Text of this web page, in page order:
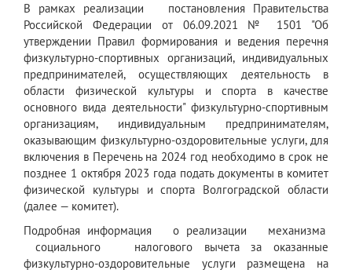
В рамках реализации постановления Правительства
Российской Федерации от 06.09.2021 №
1501 "Об
утверждении Правил формирования и ведения перечня
физкультурно-спортивных организаций, индивидуальных
предпринимателей, осуществляющих деятельность в
области физической культуры и спорта в качестве
основного вида деятельности" физкультурно-спортивным
организациям, индивидуальным предпринимателям,
оказывающим физкультурно-оздоровительные услуги, для
включения в Перечень на 2024 год необходимо в срок не
позднее 1 октября 2023 года подать документы в комитет
физической культуры и спорта Волгоградской области
(далее — комитет).
Подробная информация о реализации механизма
социального налогового вычета за оказанные
физкультурно-оздоровительные услуги размещена на